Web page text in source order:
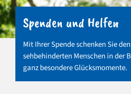
Spenden und Helfen
Mit Ihrer Spende schenken Sie
sehbehinderten Menschen in
ganz besondere Glücksmomente.